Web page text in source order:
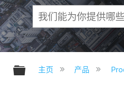
扩展/隐缩全局层
主页 产品